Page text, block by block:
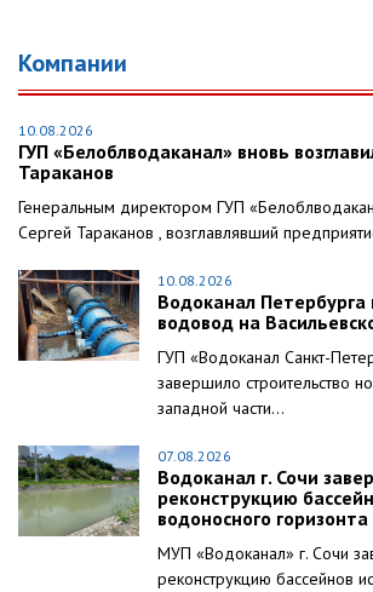
Компании
10.08.2026
ГУП «Белоблводаканал» вновь
Тараканов
Генеральным директором ГУП
Сергей Тараканов , возглавлявший
10.08.2026
Водоканал Петербурга
водовод на
ГУП «Водоканал Санкт-
завершило строительство
западной части...
07.08.2026
Водоканал г. Сочи
реконструкцию
водоносного горизонта
МУП «Водоканал» г. Сочи
реконструкцию бассейнов